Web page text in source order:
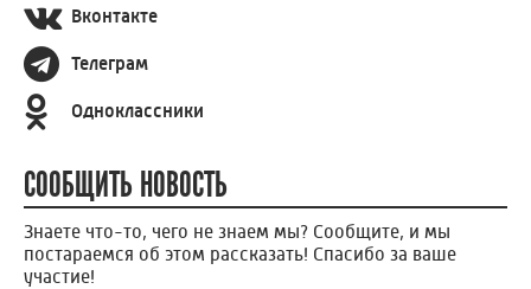
Вконтакте
Телеграм
Одноклассники
СООБЩИТЬ НОВОСТЬ
Знаете что-то, чего не знаем мы? Сообщите, и мы
постараемся об этом рассказать! Спасибо за ваше
участие!